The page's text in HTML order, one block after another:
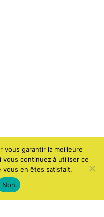
vous garantir la meilleure
continuez à utiliser ce
vous en êtes satisfait.
Non